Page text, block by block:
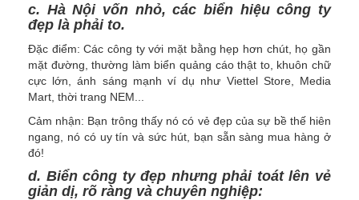
c. Hà Nội vốn nhỏ, các biển hiệu công ty
đẹp là phải to.
Đặc điểm: Các công ty với mặt bằng hẹp hơn chút, họ gần
mặt đường, thường làm biển quảng cáo thật to, khuôn chữ
cực lớn, ánh sáng mạnh ví dụ như Viettel Store, Media
Mart, thời trang NEM...
Cảm nhận: Bạn trông thấy nó có vẻ đẹp của sự bề thế hiên
ngang, nó có uy tín và sức hút, bạn sẵn sàng mua hàng ở
đó!
d. Biển công ty đẹp nhưng phải toát lên vẻ
giản dị, rõ ràng và chuyên nghiệp: